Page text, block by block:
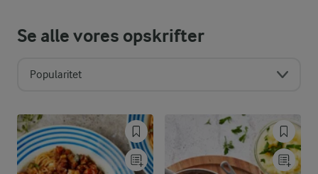
Se alle vores opskrifter
Popularitet